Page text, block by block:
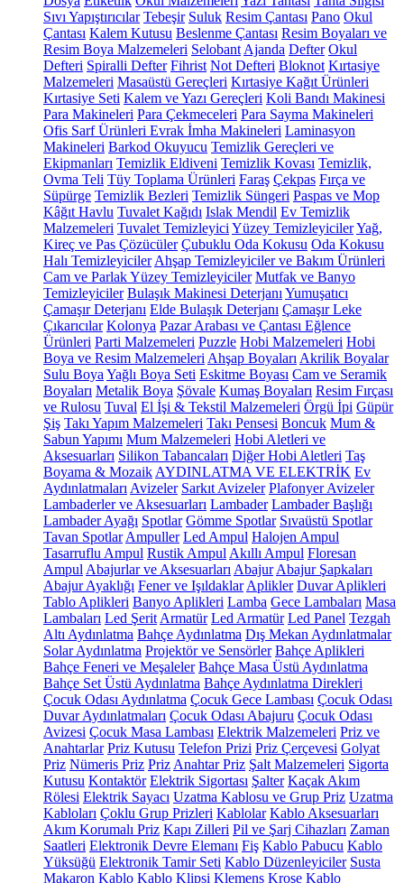
Sıvı Yapıştırıcılar Tebeşir Suluk Resim Çantası Pano Okul
Çantası Kalem Kutusu Beslenme Çantası Resim Boyaları ve
Resim Boya Malzemeleri Selobant Ajanda Defter Okul
Defteri Spiralli Defter Fihrist Not Defteri Bloknot Kırtasiye
Malzemeleri Masaüstü Gereçleri Kırtasiye Kağıt Ürünleri
Kırtasiye Seti Kalem ve Yazı Gereçleri Koli Bandı Makinesi
Para Makineleri Para Çekmeceleri Para Sayma Makineleri
Ofis Sarf Ürünleri Evrak İmha Makineleri Laminasyon
Makineleri Barkod Okuyucu Temizlik Gereçleri ve
Ekipmanları Temizlik Eldiveni Temizlik Kovası Temizlik,
Ovma Teli Tüy Toplama Ürünleri Faraş Çekpas Fırça ve
Süpürge Temizlik Bezleri Temizlik Süngeri Paspas ve Mop
Kâğıt Havlu Tuvalet Kağıdı Islak Mendil Ev Temizlik
Malzemeleri Tuvalet Temizleyici Yüzey TemizleyicilerYağ,
Kireç ve Pas Çözücüler Çubuklu Oda Kokusu Oda Kokusu
Halı Temizleyiciler Ahşap Temizleyiciler ve Bakım Ürünleri
Cam ve Parlak Yüzey Temizleyiciler Mutfak ve Banyo
Temizleyiciler Bulaşık Makinesi Deterjanı Yumuşatıcı
Çamaşır Deterjanı Elde Bulaşık Deterjanı Çamaşır Leke
Çıkarıcılar Kolonya Pazar Arabası ve Çantası Eğlence
Ürünleri Parti Malzemeleri Puzzle Hobi Malzemeleri Hobi
Boya ve Resim Malzemeleri Ahşap Boyaları Akrilik Boyalar
Sulu Boya Yağlı Boya Seti Eskitme Boyası Cam ve Seramik
Boyaları Metalik Boya Şövale Kumaş Boyaları Resim Fırçası
ve Rulosu Tuval El İşi & Tekstil Malzemeleri Örgü İpi Güpür
Şiş Takı Yapım Malzemeleri Takı Pensesi Boncuk Mum &
Sabun Yapımı Mum Malzemeleri Hobi Aletleri ve
Aksesuarları Silikon Tabancaları Diğer Hobi Aletleri Taş
Boyama & Mozaik AYDINLATMA VE ELEKTRİK Ev
Aydınlatmaları Avizeler Sarkıt Avizeler Plafonyer Avizeler
Lambaderler ve Aksesuarları Lambader Lambader Başlığı
Lambader Ayağı Spotlar Gömme Spotlar Sıvaüstü Spotlar
Tavan Spotlar Ampuller Led Ampul Halojen Ampul
Tasarruflu Ampul Rustik Ampul Akıllı Ampul Floresan
Ampul Abajurlar ve Aksesuarları Abajur Abajur Şapkaları
Abajur Ayaklığı Fener ve Işıldaklar Aplikler Duvar Aplikleri
Tablo Aplikleri Banyo Aplikleri Lamba Gece Lambaları Masa
Lambaları Led Şerit Armatür Led Armatür Led Panel Tezgah
Altı Aydınlatma Bahçe Aydınlatma Dış Mekan Aydınlatmalar
Solar Aydınlatma Projektör ve Sensörler Bahçe Aplikleri
Bahçe Feneri ve Meşaleler Bahçe Masa Üstü Aydınlatma
Bahçe Set Üstü Aydınlatma Bahçe Aydınlatma Direkleri
Çocuk Odası Aydınlatma Çocuk Gece Lambası Çocuk Odası
Duvar Aydınlatmaları Çocuk Odası Abajuru Çocuk Odası
Avizesi Çocuk Masa Lambası Elektrik Malzemeleri Priz ve
Anahtarlar Priz Kutusu Telefon Prizi Priz Çerçevesi Golyat
Priz Nümeris Priz Priz Anahtar Priz Şalt Malzemeleri Sigorta
Kutusu Kontaktör Elektrik Sigortası Şalter Kaçak Akım
Rölesi Elektrik Sayacı Uzatma Kablosu ve Grup Priz Uzatma
Kabloları Çoklu Grup Prizleri Kablolar Kablo Aksesuarları
Akım Korumalı Priz Kapı Zilleri Pil ve Şarj Cihazları Zaman
Saatleri Elektronik Devre Elemanı Fiş Kablo Pabucu Kablo
Yüksüğü Elektronik Tamir Seti Kablo Düzenleyiciler Susta
Makaron Kablo Kablo Klipsi Klemens Kroşe Kablo